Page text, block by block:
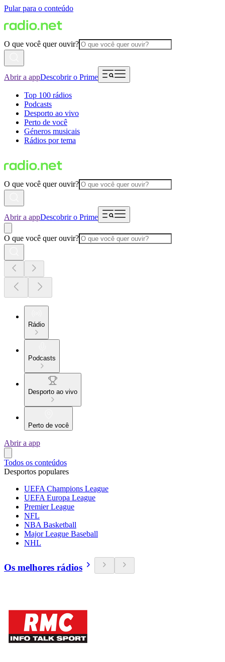
Pular para o conteúdo
O que você quer ouvir?
Abrir a appDescobrir o Prime
Top 100 rádios
Podcasts
Desporto ao vivo
Perto de você
Géneros musicais
Rádios por tema
O que você quer ouvir?
Abrir a appDescobrir o Prime
O que você quer ouvir?
Rádio
Podcasts
Desporto ao vivo
Perto de você
Abrir a app
Todos os conteúdos
Desportos populares
UEFA Champions League
UEFA Europa League
Premier League
NFL
NBA Basketball
Major League Baseball
NHL
Os melhores rádios